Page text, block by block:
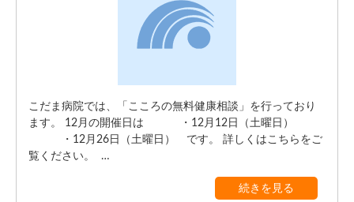
こだま病院では、「こころの無料健康相談」を行っており
ます。 12月の開催日は ・12月12日（土曜日）
・12月26日（土曜日） です。 詳しくはこちらをご
覧ください。 …
続きを見る